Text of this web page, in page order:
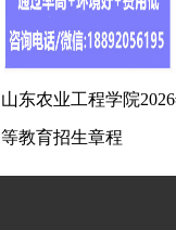
山东农业工程学院
等教育招生章程